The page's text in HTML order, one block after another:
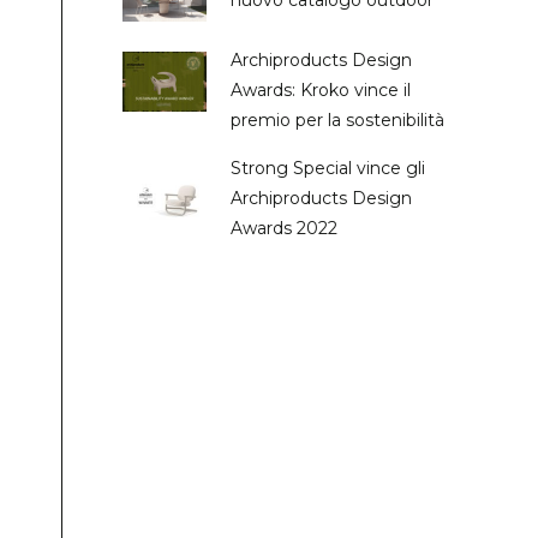
Archiproducts Design
Awards: Kroko vince il
premio per la sostenibilità
Strong Special vince gli
Archiproducts Design
Awards 2022